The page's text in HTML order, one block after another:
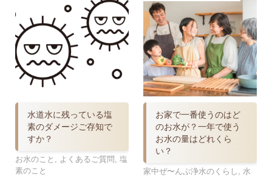
水道水に残っている塩
素のダメージご存知で
すか？
お水のこと よくあるご質問 塩
素のこと
お家で一番使うのはど
のお水が？一年で使う
お水の量はどれくら
い？
家中ぜ〜んぶ浄水のくらし
水